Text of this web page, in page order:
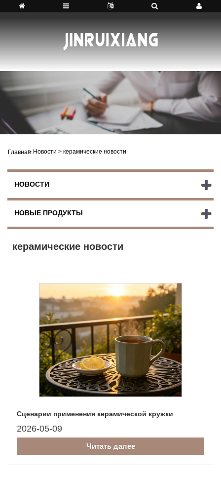
Главная
> Новости > керамические новости
НОВОСТИ
НОВЫЕ ПРОДУКТЫ
керамические новости
Сценарии применения керамической кружки
2026-05-09
Читать далее